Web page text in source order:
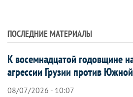
ПОСЛЕДНИЕ МАТЕРИАЛЫ
К восемнадцатой годовщине
агрессии Грузии против
08/07/2026 - 10:07